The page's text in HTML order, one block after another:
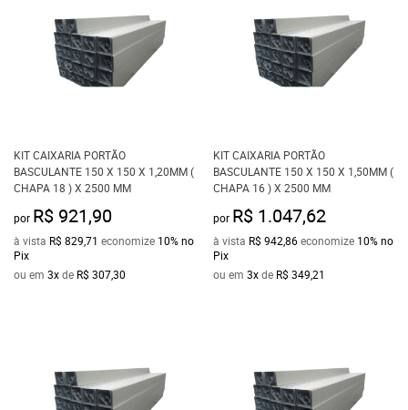
KIT CAIXARIA PORTÃO
BASCULANTE 150 X 150 X 1,20MM (
CHAPA 18 ) X 2500 MM
por R$ 921,90
à vista R$ 829,71 economize 10%no
Pix
ou em 3xde R$ 307,30
KIT CAIXARIA PORTÃO
BASCULANTE 150 X 150 X 1,50MM (
CHAPA 16 ) X 2500 MM
por R$ 1.047,62
à vista R$ 942,86economize 10%no
Pix
ou em 3xde R$ 349,21